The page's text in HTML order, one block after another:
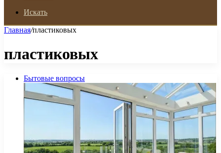
Искать
Главная/пластиковых
пластиковых
Бытовые вопросы